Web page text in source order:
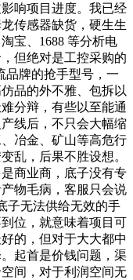
响项目进度。我已经
传感器缺货，硬生生
宝、1688 等分析电
但绝对是工控采购的
品牌的抢手型号，一
品的外不雅、包拆以
分辩，有些以至能通
线后，不只会大幅缩
冶金、矿山等高危行
乱，后果不胜设想。
商业商，底子没有专
物毛病，客服只会说
子无法供给无效的手
位，就意味着项目可
的，但对于大大都中
起首是价钱问题，渠
间，对于利润空间无